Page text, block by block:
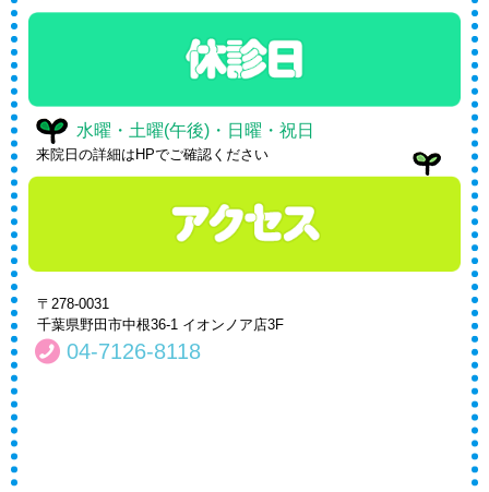
水曜・土曜(午後)・日曜・祝日
来院日の詳細はHPでご確認ください
〒278-0031
千葉県野田市中根36-1 イオンノア店3F
04-7126-8118